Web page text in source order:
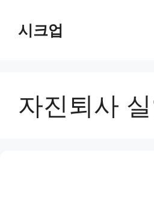
시크업
자진퇴사